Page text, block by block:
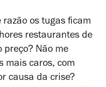
razão os tugas ficam
restaurantes de
preço? Não me
mais caros, com
causa da crise?